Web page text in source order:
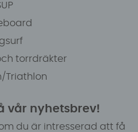
torrdräkter
Triathlon
vår nyhetsbrev!
du är intresserad att få